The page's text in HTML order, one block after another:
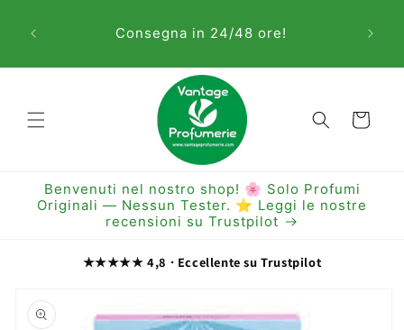
ai contenuti
Consegna in 24/48 ore!
Carrello
Benvenuti nel nostro shop! 🌸 Solo Profumi
Originali — Nessun Tester. ⭐ Leggi le nostre
recensioni su Trustpilot
★★★★★ 4,8 · Eccellente su Trustpilot
informazioni
sul prodotto